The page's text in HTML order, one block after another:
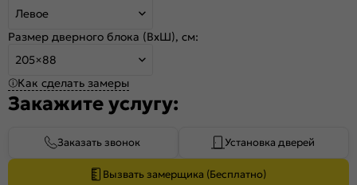
Левое
Размер дверного блока (ВхШ), см:
205×88
Как сделать замеры
Закажите услугу:
Заказать звонок Установка дверей
Вызвать замерщика (Бесплатно)